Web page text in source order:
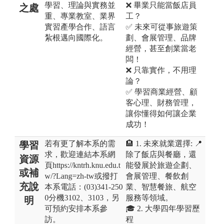
之處
學習、理論與實務並
重、專業教室、業界
實習產學合作、語言
紮根邁向國際化。
❌ 畢業只能當飯店員
工？
✅ 未來可從事旅遊策
劃、會展管理、品牌
經營，甚至創業當老
闆！
❌ 只靠實作，不用理
論？
✅ 學習商業經營、顧
客心理、財務管理，
讓你懂得如何讓企業
成功！
學習
資源
或補
充說
明
若有更了解本系的需
求，歡迎連結本系網
頁https://kntrh.knu.edu.t
w/?Lang=zh-tw或撥打
本系電話：(03)341-250
0分機3102、3103，另
可預約安排本系參
訪。
🏨 1. 未來就業選擇: 📍
除了飯店與餐廳，還
能發展於旅遊企劃、
會展管理、餐飲創
業、智慧餐旅、航空
服務等領域。
🎓 2. 大學四年學習歷
程